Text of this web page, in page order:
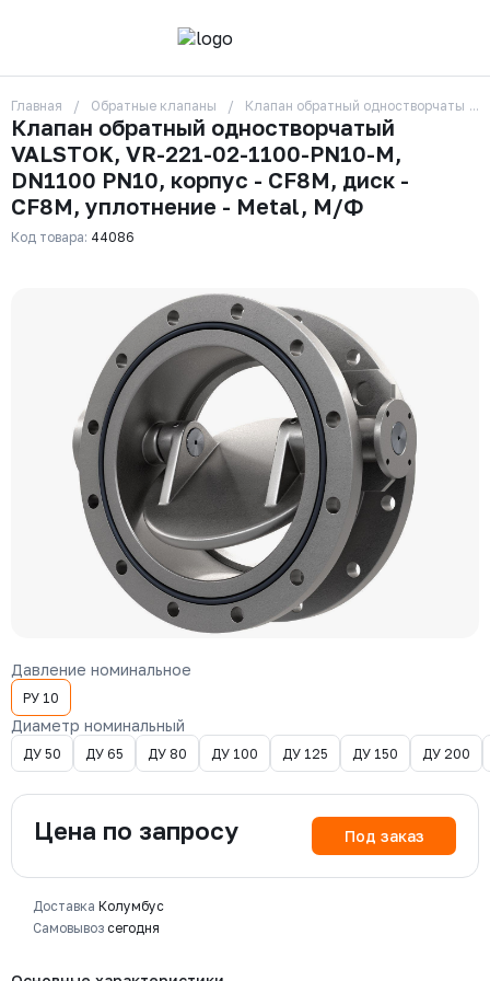
О компании
Контакты
Бренды
Отзывы
Сотрудники
Вакансии
Доставка
+7 (495) 215-24-81
Заказать звонок
zakaz325@ks-rus.com
Email для связи
Одинцово, Внуковская 9, пав. 31
Пункт выдачи заказов
Главная Обратные клапаны Клапан обратный одностворчатый
Клапан обратный одностворчатый
VALSTOK, VR-221-02-1100-PN10-M,
DN1100 PN10, корпус - CF8M, диск -
CF8M, уплотнение - Metal, М/Ф
Код товара: 44086
Давление номинальное
РУ 10
Диаметр номинальный
ДУ 50 ДУ 65 ДУ 80 ДУ 100 ДУ 125 ДУ 150 ДУ 200
Цена по запросу Под заказ
Доставка Колумбус
Самовывоз сегодня